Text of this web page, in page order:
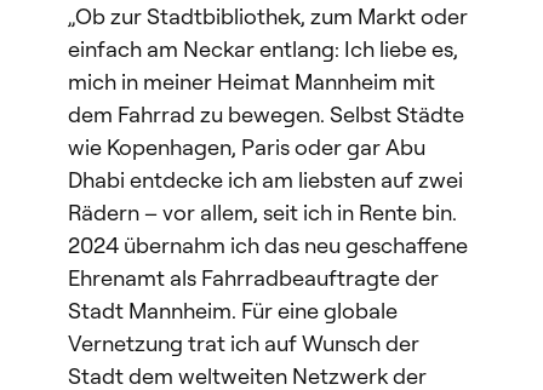
„Ob zur Stadtbibliothek, zum Markt oder
einfach am Neckar entlang: Ich liebe es,
mich in meiner Heimat Mannheim mit
dem Fahrrad zu bewegen. Selbst Städte
wie Kopenhagen, Paris oder gar Abu
Dhabi entdecke ich am liebsten auf zwei
Rädern – vor allem, seit ich in Rente bin.
2024 übernahm ich das neu geschaffene
Ehrenamt als Fahrradbeauftragte der
Stadt Mannheim. Für eine globale
Vernetzung trat ich auf Wunsch der
Stadt dem weltweiten Netzwerk der